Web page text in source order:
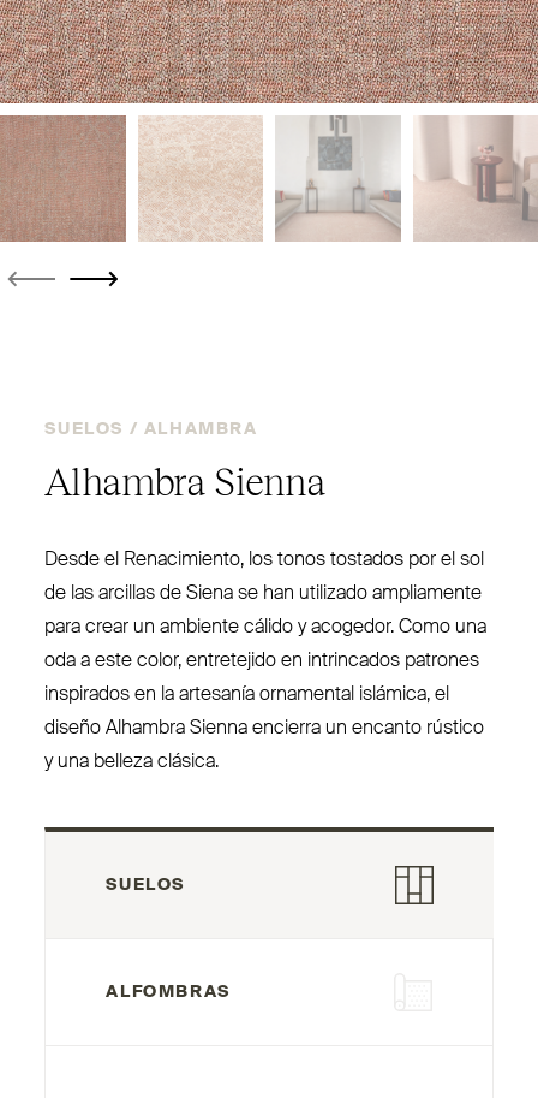
SUELOS / ALHAMBRA
Alhambra Sienna
Desde el Rena­cimiento, los tonos tostados por el sol
de las arcillas de Siena se han utilizado ampliamente
para crear un ambiente cálido y acogedor. Como una
oda a este color, entretejido en intrincados patrones
ins­pirados en la artesanía ornamental islámica, el
diseño Alhambra Sienna encierra un encanto rústico
y una belleza clásica.
SUELOS
ALFOMBRAS